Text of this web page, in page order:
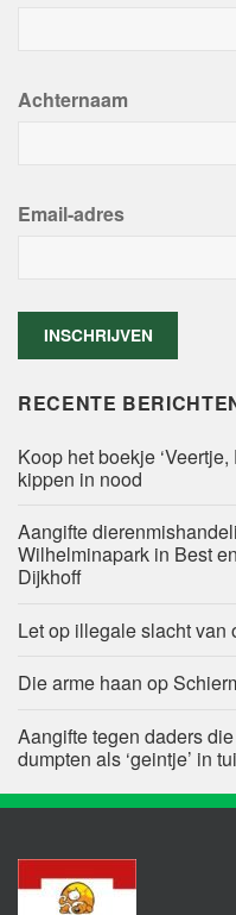
Achternaam
Email-adres
RECENTE
Koop het boekje
kippen in nood
Aangifte
Wilhelminapark in Best
Dijkhoff
Let op illegale slacht van
Die arme haan op
Aangifte tegen daders
dumpten als ‘geintje’ in